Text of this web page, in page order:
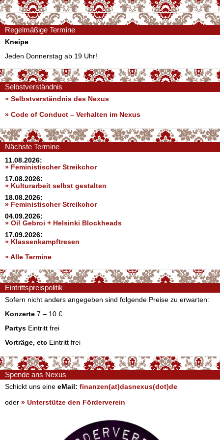
Regelmäßige Termine
Kneipe
Jeden Donnerstag ab 19 Uhr!
Selbstverständnis
» Selbstverständnis des Nexus
» Code of Conduct – Verhalten im Nexus
Nächste Termine
11.08.2026:
» Feministischer Streikchor
17.08.2026:
» Kulturarbeit selbst gestalten
18.08.2026:
» Feministischer Streikchor
04.09.2026:
» Oi! Gebroi + Helsinki Blockheads
17.09.2026:
» Klassenkampftresen
» Alle Termine
Eintrittspreispolitik
Sofern nicht anders angegeben sind folgende Preise zu erwarten:
Konzerte 7 – 10 €
Partys Eintritt frei
Vorträge, etc Eintritt frei
Spende ans Nexus
Schickt uns eine eMail: finanzen(at)dasnexus(dot)de
oder » Unterstütze den Förderverein